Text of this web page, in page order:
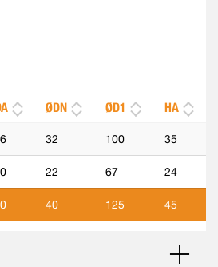
ØDN ØD1 HA
32 100 35
22 67 24
40 125 45